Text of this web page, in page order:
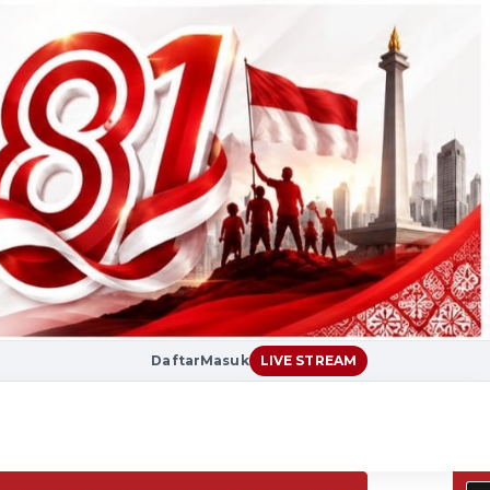
DaftarMasuk LIVE STREAM